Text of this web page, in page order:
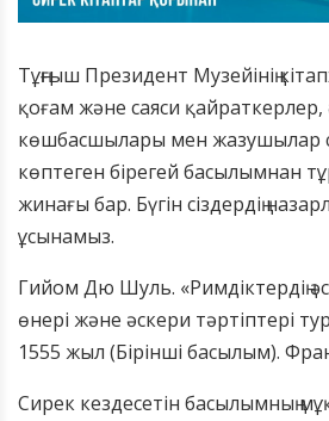
Тұңғыш Президент Музейінің
қоғам және саяси
көшбасшылары мен жазушылар
көптеген бірегей басылымнан
жинағы бар. Бүгін сіздердің
ұсынамыз.
Гийом Дю Шуль. «Римдіктердің
өнері және әскери тәртіптері
1555 жыл (Бірінші басылым).
Сирек кездесетін басылымның